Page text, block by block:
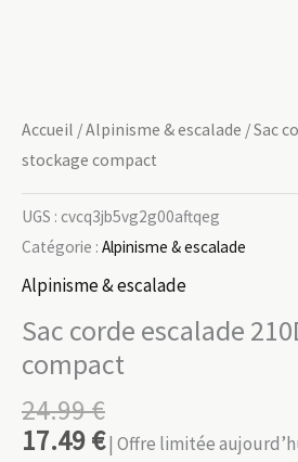
Accueil /Alpinisme & escalade / Sac
stockage compact
UGS : cvcq3jb5vg2g00aftqeg
Catégorie : Alpinisme & escalade
Alpinisme & escalade
Sac corde escalade
compact
24.99€
17.49€| Offre limitée